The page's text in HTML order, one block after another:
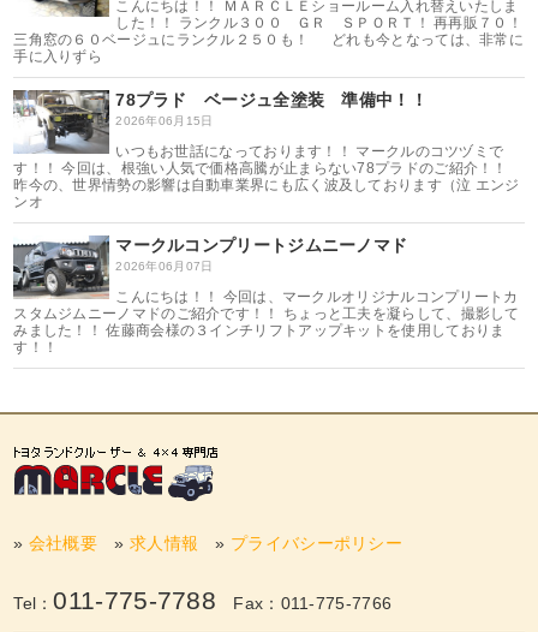
こんにちは！！ ＭＡＲＣＬＥショールーム入れ替えいたしま
した！！ ランクル３００ ＧＲ ＳＰＯＲＴ！ 再再販７０！
三角窓の６０ベージュにランクル２５０も！ どれも今となっては、非常に
手に入りずら
78プラド ベージュ全塗装 準備中！！
2026年06月15日
いつもお世話になっております！！ マークルのコツヅミで
す！！ 今回は、根強い人気で価格高騰が止まらない78プラドのご紹介！！
昨今の、世界情勢の影響は自動車業界にも広く波及しております（泣 エンジ
ンオ
マークルコンプリートジムニーノマド
2026年06月07日
こんにちは！！ 今回は、マークルオリジナルコンプリートカ
スタムジムニーノマドのご紹介です！！ ちょっと工夫を凝らして、撮影して
みました！！ 佐藤商会様の３インチリフトアップキットを使用しておりま
す！！
» 会社概要 » 求人情報 » プライバシーポリシー
Tel：011-775-7788 Fax：011-775-7766